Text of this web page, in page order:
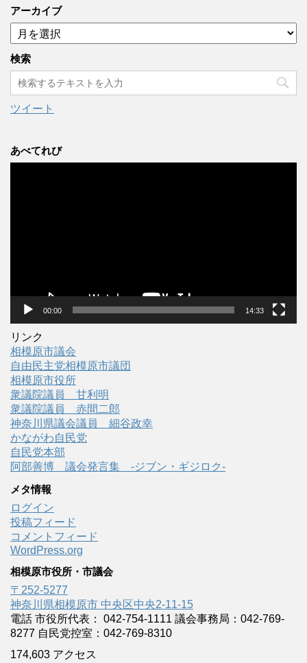
ゴ
リ
ー
アーカイブ
ア
ー
カ
イ
ブ
検索
ツイート
あべてれび
00:00 14:33
リンク
相模原市議会
自由民主党相模原市議団
相模原市役所
衆議院議員 甘利明
衆議院議員 赤間二郎
神奈川県議会議員 細谷政幸
かながわ自民党
自民党本部
阿部善博 議会発言集 -ジブン・ギジロク-
メタ情報
ログイン
投稿フィード
コメントフィード
WordPress.org
相模原市役所・市議会
〒252-5277
神奈川県相模原市 中央区中央2-11-15
電話 市役所代表： 042-754-1111 議会事務局：042-769-
8277 自民党控室：042-769-8310
174,603 アクセス